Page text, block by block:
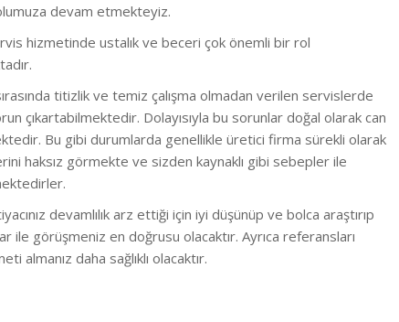
devam etmekteyiz.
hizmetinde ustalık ve beceri çok önemli bir rol
titizlik ve temiz çalışma olmadan verilen servislerde
çıkartabilmektedir. Dolayısıyla bu sorunlar doğal olarak can
Bu gibi durumlarda genellikle üretici firma sürekli olarak
haksız görmekte ve sizden kaynaklı gibi sebepler ile
devamlılık arz ettiği için iyi düşünüp ve bolca araştırıp
ile görüşmeniz en doğrusu olacaktır. Ayrıca referansları
almanız daha sağlıklı olacaktır.